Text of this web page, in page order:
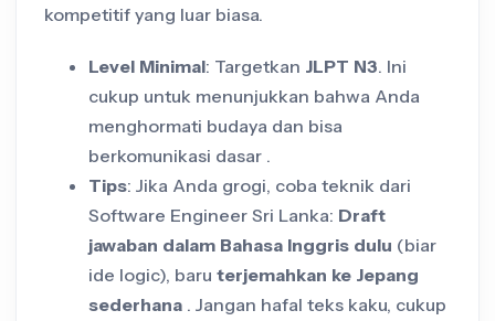
kompetitif yang luar biasa.
Level Minimal: Targetkan JLPT N3. Ini
cukup untuk menunjukkan bahwa Anda
menghormati budaya dan bisa
berkomunikasi dasar .
Tips: Jika Anda grogi, coba teknik dari
Software Engineer Sri Lanka: Draft
jawaban dalam Bahasa Inggris dulu (biar
ide logic), baru terjemahkan ke Jepang
sederhana . Jangan hafal teks kaku, cukup